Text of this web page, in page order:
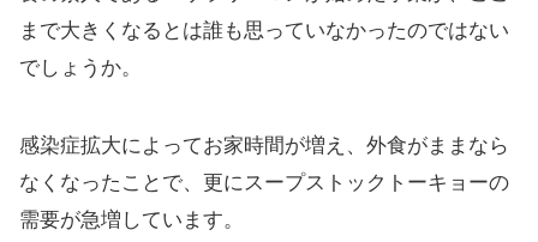
まで大きくなるとは誰も思っていなかったのではない
でしょうか。
感染症拡大によってお家時間が増え、外食がままなら
なくなったことで、更にスープストックトーキョーの
需要が急増しています。